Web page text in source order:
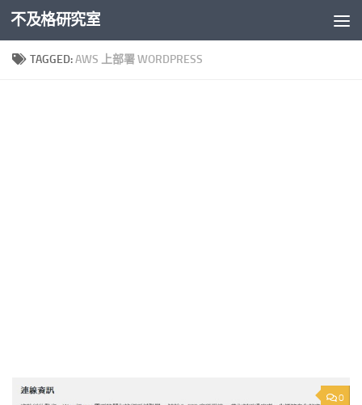
Skip to content
不及格研究室
TAGGED:AWS 上部署 WORDPRESS
0